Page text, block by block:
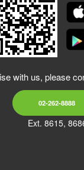
with us, please
02-262-8888
Ext. 8615,